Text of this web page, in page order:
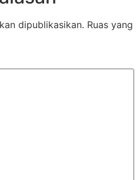
dipublikasikan. Ruas yang